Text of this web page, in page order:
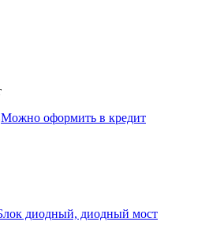
Можно оформить в кредит